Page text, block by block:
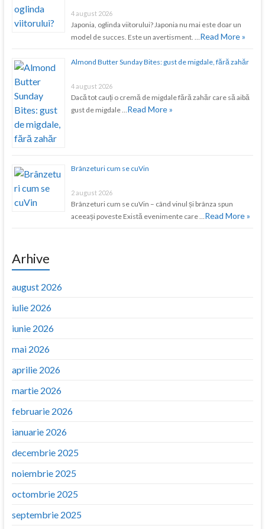
4 august 2026
Japonia, oglinda viitorului? Japonia nu mai este doar un
model de succes. Este un avertisment. …Read More »
Almond Butter Sunday Bites: gust de migdale, fără zahăr
4 august 2026
Dacă tot cauți o cremă de migdale fără zahăr care să aibă
gust de migdale …Read More »
Brânzeturi cum se cuVin
2 august 2026
Brânzeturi cum se cuVin – când vinul și brânza spun
aceeași poveste Există evenimente care …Read More »
Arhive
august 2026
iulie 2026
iunie 2026
mai 2026
aprilie 2026
martie 2026
februarie 2026
ianuarie 2026
decembrie 2025
noiembrie 2025
octombrie 2025
septembrie 2025